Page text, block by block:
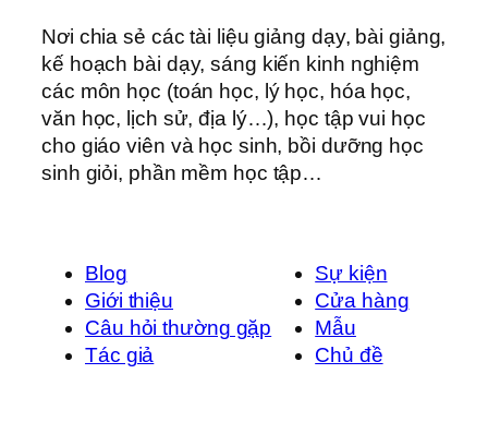
Nơi chia sẻ các tài liệu giảng dạy, bài giảng,
kế hoạch bài dạy, sáng kiến kinh nghiệm
các môn học (toán học, lý học, hóa học,
văn học, lịch sử, địa lý…), học tập vui học
cho giáo viên và học sinh, bồi dưỡng học
sinh giỏi, phần mềm học tập…
Blog
Giới thiệu
Câu hỏi thường gặp
Tác giả
Sự kiện
Cửa hàng
Mẫu
Chủ đề